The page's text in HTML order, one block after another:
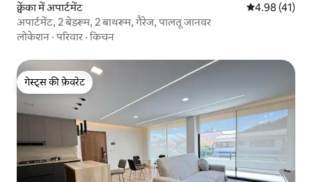
क्वेंका में अपार्टमेंट औसत रेटिंग 5 में
4.98 (41)
अपार्टमेंट, 2 बेडरूम, 2 बाथरूम, गैरेज, पालतू जानवर
लोकेशन ·परिवार ·किचन
गेस्ट्स की फ़ेवरेट
गेस्ट्स की फ़ेवरेट